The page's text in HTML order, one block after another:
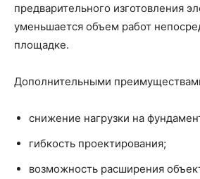
предварительного изготовления
уменьшается объем работ
площадке.
Дополнительными
снижение нагрузки на
гибкость проектирования;
возможность расширения